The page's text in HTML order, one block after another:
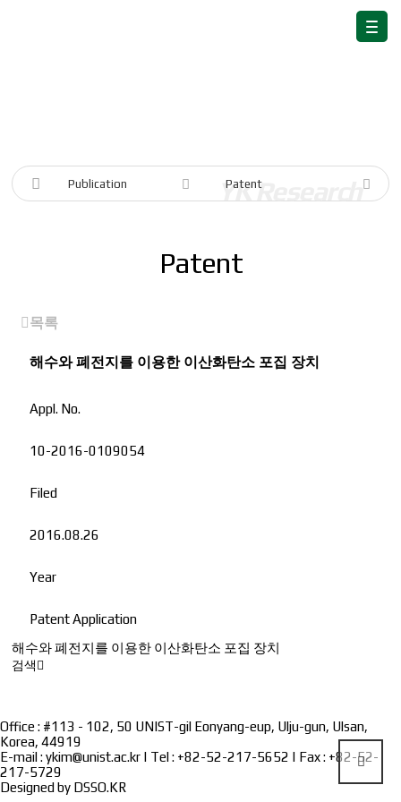
Publication Patent
Patent
목록
해수와 폐전지를 이용한 이산화탄소 포집 장치
Appl. No.
10-2016-0109054
Filed
2016.08.26
Year
Patent Application
해수와 폐전지를 이용한 이산화탄소 포집 장치
검색
Office : #113 - 102, 50 UNIST-gil Eonyang-eup, Ulju-gun, Ulsan,
Korea, 44919
E-mail : ykim@unist.ac.kr | Tel : +82-52-217-5652 | Fax : +82-52-
217-5729
Designed by DSSO.KR